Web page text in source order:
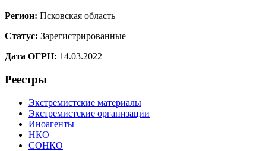
Регион: Псковская область
Статус: Зарегистрированные
Дата ОГРН: 14.03.2022
Реестры
Экстремистские материалы
Экстремистские организации
Иноагенты
НКО
СОНКО